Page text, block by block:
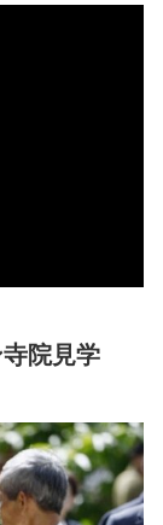
院見学